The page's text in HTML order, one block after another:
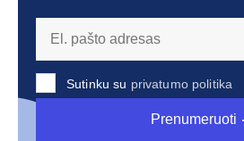
Sutinku su privatumo politika
Prenumeruoti